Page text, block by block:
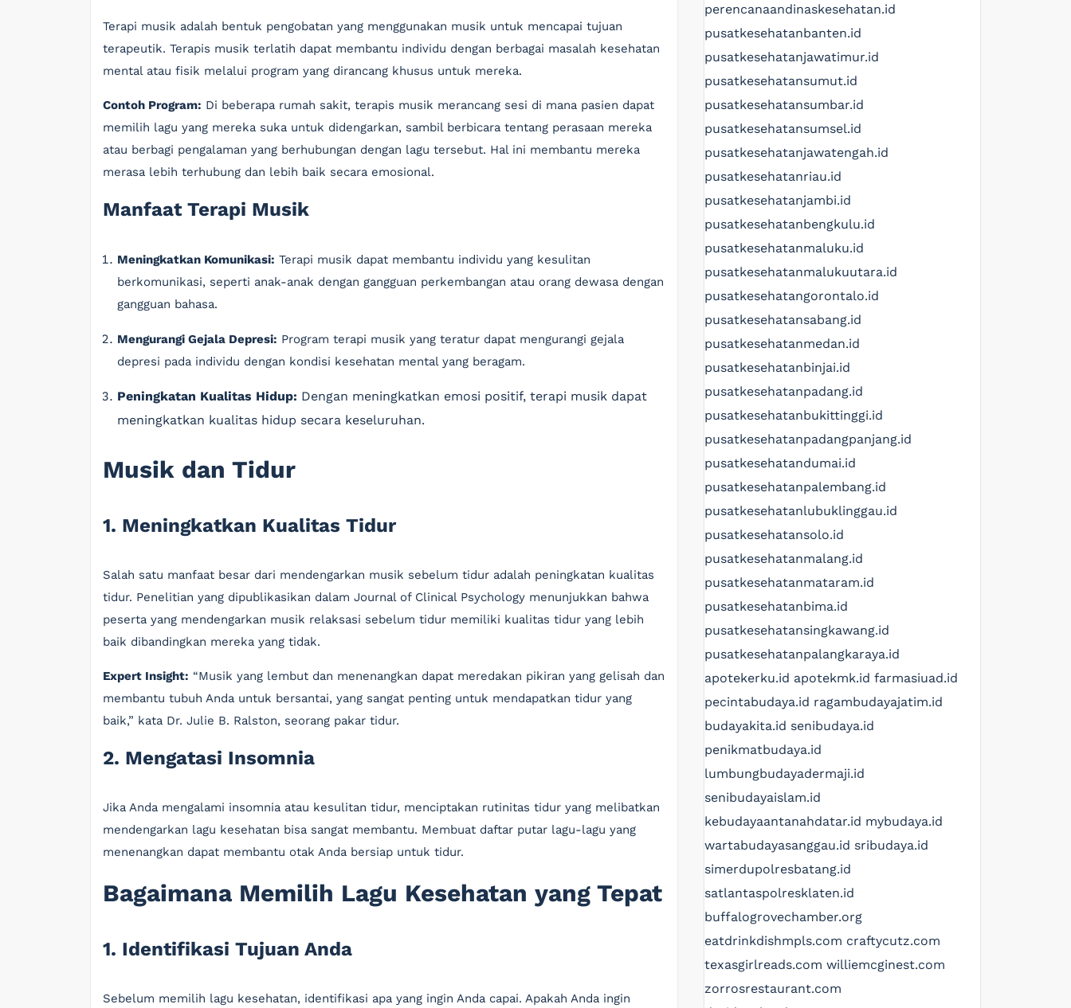
Terapi musik adalah bentuk pengobatan yang menggunakan musik untuk mencapai tujuan
terapeutik. Terapis musik terlatih dapat membantu individu dengan berbagai masalah kesehatan
mental atau fisik melalui program yang dirancang khusus untuk mereka.
Contoh Program: Di beberapa rumah sakit, terapis musik merancang sesi di mana pasien dapat
memilih lagu yang mereka suka untuk didengarkan, sambil berbicara tentang perasaan mereka
atau berbagi pengalaman yang berhubungan dengan lagu tersebut. Hal ini membantu mereka
merasa lebih terhubung dan lebih baik secara emosional.
Manfaat Terapi Musik
Meningkatkan Komunikasi: Terapi musik dapat membantu individu yang kesulitan
berkomunikasi, seperti anak-anak dengan gangguan perkembangan atau orang dewasa dengan
gangguan bahasa.
Mengurangi Gejala Depresi: Program terapi musik yang teratur dapat mengurangi gejala
depresi pada individu dengan kondisi kesehatan mental yang beragam.
Peningkatan Kualitas Hidup: Dengan meningkatkan emosi positif, terapi musik dapat
meningkatkan kualitas hidup secara keseluruhan.
Musik dan Tidur
1. Meningkatkan Kualitas Tidur
Salah satu manfaat besar dari mendengarkan musik sebelum tidur adalah peningkatan kualitas
tidur. Penelitian yang dipublikasikan dalam Journal of Clinical Psychology menunjukkan bahwa
peserta yang mendengarkan musik relaksasi sebelum tidur memiliki kualitas tidur yang lebih
baik dibandingkan mereka yang tidak.
Expert Insight: “Musik yang lembut dan menenangkan dapat meredakan pikiran yang gelisah dan
membantu tubuh Anda untuk bersantai, yang sangat penting untuk mendapatkan tidur yang
baik,” kata Dr. Julie B. Ralston, seorang pakar tidur.
2. Mengatasi Insomnia
Jika Anda mengalami insomnia atau kesulitan tidur, menciptakan rutinitas tidur yang melibatkan
mendengarkan lagu kesehatan bisa sangat membantu. Membuat daftar putar lagu-lagu yang
menenangkan dapat membantu otak Anda bersiap untuk tidur.
Bagaimana Memilih Lagu Kesehatan yang Tepat
1. Identifikasi Tujuan Anda
Sebelum memilih lagu kesehatan, identifikasi apa yang ingin Anda capai. Apakah Anda ingin
perencanaandinaskesehatan.id
pusatkesehatanbanten.id
pusatkesehatanjawatimur.id
pusatkesehatansumut.id
pusatkesehatansumbar.id
pusatkesehatansumsel.id
pusatkesehatanjawatengah.id
pusatkesehatanriau.id
pusatkesehatanjambi.id
pusatkesehatanbengkulu.id
pusatkesehatanmaluku.id
pusatkesehatanmalukuutara.id
pusatkesehatangorontalo.id
pusatkesehatansabang.id
pusatkesehatanmedan.id
pusatkesehatanbinjai.id
pusatkesehatanpadang.id
pusatkesehatanbukittinggi.id
pusatkesehatanpadangpanjang.id
pusatkesehatandumai.id
pusatkesehatanpalembang.id
pusatkesehatanlubuklinggau.id
pusatkesehatansolo.id
pusatkesehatanmalang.id
pusatkesehatanmataram.id
pusatkesehatanbima.id
pusatkesehatansingkawang.id
pusatkesehatanpalangkaraya.id
apotekerku.id apotekmk.id farmasiuad.id
pecintabudaya.id ragambudayajatim.id
budayakita.id senibudaya.id
penikmatbudaya.id
lumbungbudayadermaji.id
senibudayaislam.id
kebudayaantanahdatar.id mybudaya.id
wartabudayasanggau.id sribudaya.id
simerdupolresbatang.id
satlantaspolresklaten.id
buffalogrovechamber.org
eatdrinkdishmpls.com craftycutz.com
texasgirlreads.com williemcginest.com
zorrosrestaurant.com